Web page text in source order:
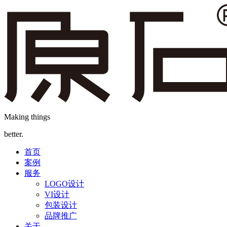
Making things
better.
首页
案例
服务
LOGO设计
VI设计
包装设计
品牌推广